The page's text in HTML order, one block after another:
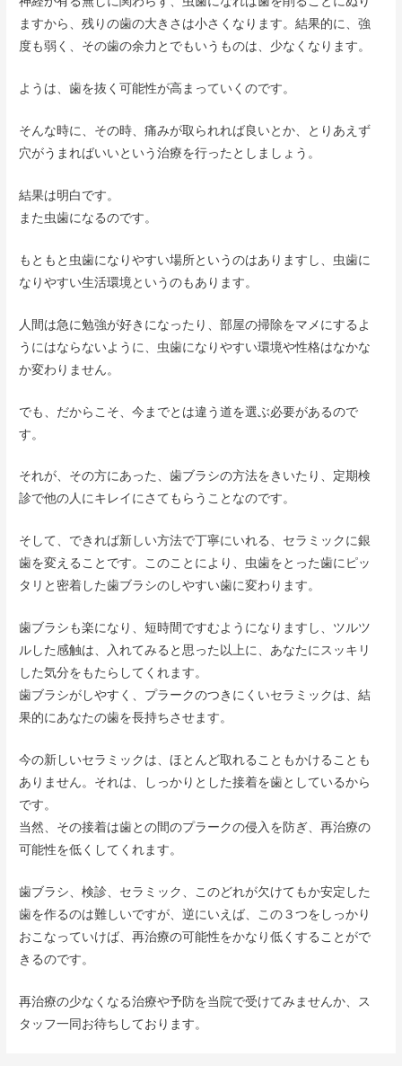
ますから、残りの歯の大きさは小さくなります。結果的に、強
度も弱く、その歯の余力とでもいうものは、少なくなります。
ようは、歯を抜く可能性が高まっていくのです。
そんな時に、その時、痛みが取られれば良いとか、とりあえず
穴がうまればいいという治療を行ったとしましょう。
結果は明白です。
また虫歯になるのです。
もともと虫歯になりやすい場所というのはありますし、虫歯に
なりやすい生活環境というのもあります。
人間は急に勉強が好きになったり、部屋の掃除をマメにするよ
うにはならないように、虫歯になりやすい環境や性格はなかな
か変わりません。
でも、だからこそ、今までとは違う道を選ぶ必要があるので
す。
それが、その方にあった、歯ブラシの方法をきいたり、定期検
診で他の人にキレイにさてもらうことなのです。
そして、できれば新しい方法で丁寧にいれる、セラミックに銀
歯を変えることです。このことにより、虫歯をとった歯にピッ
タリと密着した歯ブラシのしやすい歯に変わります。
歯ブラシも楽になり、短時間ですむようになりますし、ツルツ
ルした感触は、入れてみると思った以上に、あなたにスッキリ
した気分をもたらしてくれます。
歯ブラシがしやすく、プラークのつきにくいセラミックは、結
果的にあなたの歯を長持ちさせます。
今の新しいセラミックは、ほとんど取れることもかけることも
ありません。それは、しっかりとした接着を歯としているから
です。
当然、その接着は歯との間のプラークの侵入を防ぎ、再治療の
可能性を低くしてくれます。
歯ブラシ、検診、セラミック、このどれが欠けてもか安定した
歯を作るのは難しいですが、逆にいえば、この３つをしっかり
おこなっていけば、再治療の可能性をかなり低くすることがで
きるのです。
再治療の少なくなる治療や予防を当院で受けてみませんか、ス
タッフ一同お待ちしております。